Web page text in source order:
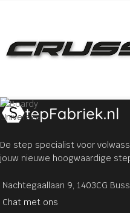
Universeel
De step specialist voor
jouw nieuwe hoogwaardige
Nachtegaallaan 9, 1403CG
Chat met ons